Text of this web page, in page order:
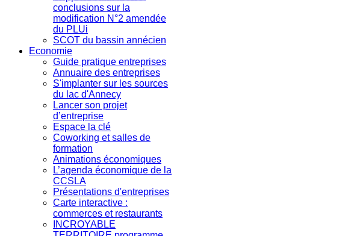
conclusions sur la
modification N°2 amendée
du PLUi
SCOT du bassin annécien
Economie
Guide pratique entreprises
Annuaire des entreprises
S'implanter sur les sources
du lac d'Annecy
Lancer son projet
d’entreprise
Espace la clé
Coworking et salles de
formation
Animations économiques
L’agenda économique de la
CCSLA
Présentations d'entreprises
Carte interactive :
commerces et restaurants
INCROYABLE